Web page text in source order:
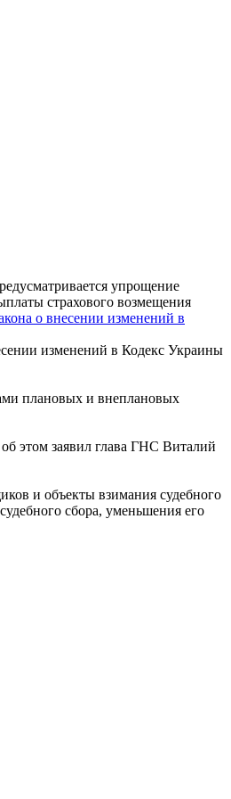
упрощение
страхового возмещения
о внесении изменений в
изменений в Кодекс Украины
плановых и внеплановых
этом заявил глава ГНС Виталий
и объекты взимания судебного
сбора, уменьшения его